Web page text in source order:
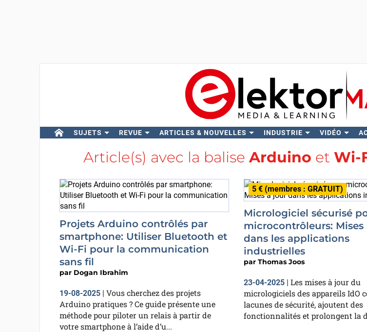
SUJETS REVUE ARTICLES & NOUVELLES INDUSTRIE VIDÉO
Article(s) avec la balise Arduino et Wi-
Projets Arduino contrôlés par
smartphone: Utiliser Bluetooth et
Wi-Fi pour la communication
sans fil
par Dogan Ibrahim
19-08-2025| Vous cherchez des projets
Arduino pratiques ? Ce guide présente une
méthode pour piloter un relais à partir de
votre smartphone à l’aide d’u...
5 € (membres : GRATUIT)
Micrologiciel sécurisé
microcontrôleurs: Mises
dans les applications
industrielles
par Thomas Joos
23-04-2025 | Les mises à jour du
micrologiciels des appareils IdO
lacunes de sécurité, ajoutent des
fonctionnalités et prolongent la